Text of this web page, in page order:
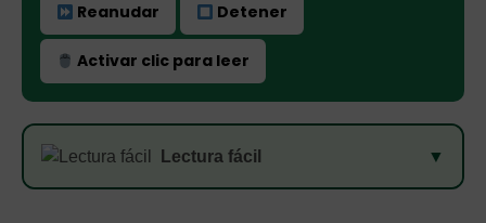
Reanudar Detener
Activar clic para leer
Lectura fácil ▼